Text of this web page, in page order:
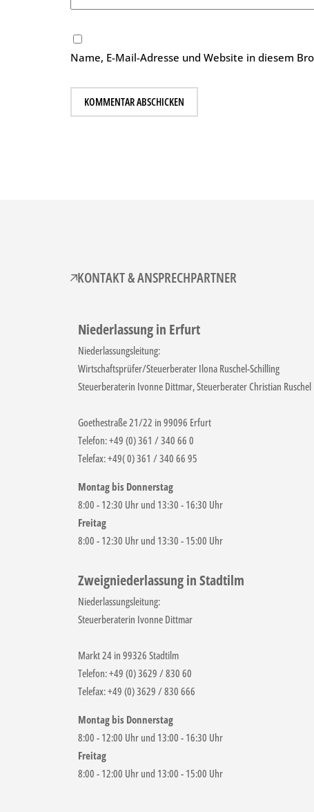
Name, E-Mail-Adresse und Website in diesem
KONTAKT & ANSPRECHPARTNER
Niederlassung in Erfurt
Niederlassungsleitung:
Wirtschaftsprüfer/Steuerberater Ilona Ruschel-Schilling
Steuerberaterin Ivonne Dittmar, Steuerberater Christian Ruschel
Goethestraße 21/22 in 99096 Erfurt
Telefon: +49 (0) 361 / 340 66 0
Telefax: +49( 0) 361 / 340 66 95
Montag bis Donnerstag
8:00 - 12:30 Uhr und 13:30 - 16:30 Uhr
Freitag
8:00 - 12:30 Uhr und 13:30 - 15:00 Uhr
Zweigniederlassung in Stadtilm
Niederlassungsleitung:
Steuerberaterin Ivonne Dittmar
Markt 24 in 99326 Stadtilm
Telefon: +49 (0) 3629 / 830 60
Telefax: +49 (0) 3629 / 830 666
Montag bis Donnerstag
8:00 - 12:00 Uhr und 13:00 - 16:30 Uhr
Freitag
8:00 - 12:00 Uhr und 13:00 - 15:00 Uhr